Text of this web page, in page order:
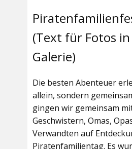
(Text für Fotos
Galerie)
Die besten Abenteuer
allein, sondern
gingen wir gemeinsam
Geschwistern, Omas,
Verwandten auf
Piratenfamilientag. Es